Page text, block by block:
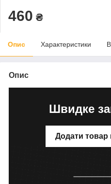
460 ₴
Опис Характеристики
Опис
Швидке
Додати товар